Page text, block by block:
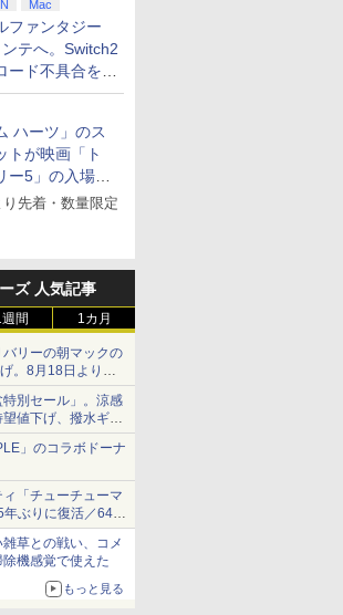
Mac
ファンタジー
テへ。Switch2
ード不具合を最
ハーツ」のス
トが映画「ト
ー5」の入場特
決定！
先着・数量限定
ズ 人気記事
週間 1カ月
リーの朝マックの
。8月18日より
別セール」。涼感
値下げ、撥水ギア
」のコラボドーナ
「チューチューマ
ぶりに復活／64bit
」も走り回
で500円
雑草との戦い、コメ
機感覚で使えた
もっと見る